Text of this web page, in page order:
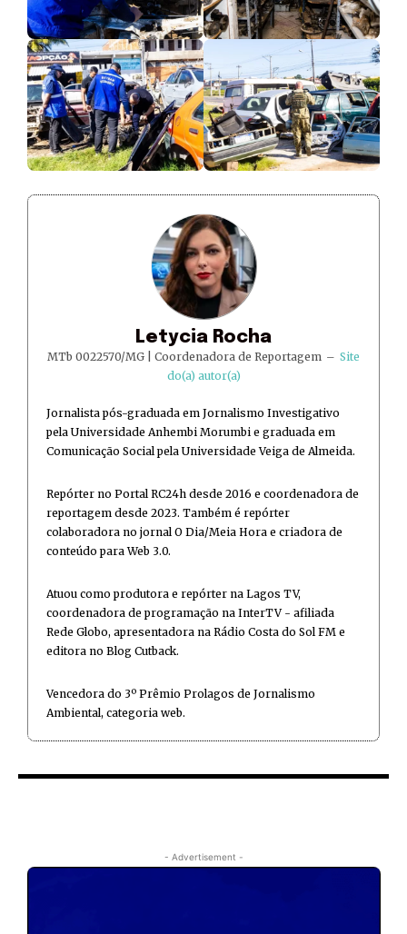
Letycia Rocha
MTb 0022570/MG | Coordenadora de Reportagem – Site
do(a) autor(a)
Jornalista pós-graduada em Jornalismo Investigativo
pela Universidade Anhembi Morumbi e graduada em
Comunicação Social pela Universidade Veiga de Almeida.
Repórter no Portal RC24h desde 2016 e coordenadora de
reportagem desde 2023. Também é repórter
colaboradora no jornal O Dia/Meia Hora e criadora de
conteúdo para Web 3.0.
Atuou como produtora e repórter na Lagos TV,
coordenadora de programação na InterTV - afiliada
Rede Globo, apresentadora na Rádio Costa do Sol FM e
editora no Blog Cutback.
Vencedora do 3º Prêmio Prolagos de Jornalismo
Ambiental, categoria web.
- Advertisement -